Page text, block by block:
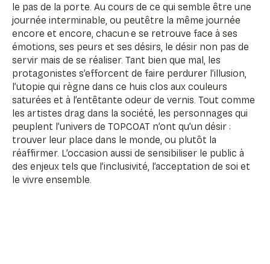
le pas de la porte. Au cours de ce qui semble être une
journée interminable, ou peutêtre la même journée
encore et encore, chacun·e se retrouve face à ses
émotions, ses peurs et ses désirs, le désir non pas de
servir mais de se réaliser. Tant bien que mal, les
protagonistes s’efforcent de faire perdurer l’illusion,
l’utopie qui règne dans ce huis clos aux couleurs
saturées et à l’entêtante odeur de vernis. Tout comme
les artistes drag dans la société, les personnages qui
peuplent l’univers de TOPCOAT n’ont qu’un désir :
trouver leur place dans le monde, ou plutôt la
réaffirmer. L’occasion aussi de sensibiliser le public à
des enjeux tels que l’inclusivité, l’acceptation de soi et
le vivre ensemble.